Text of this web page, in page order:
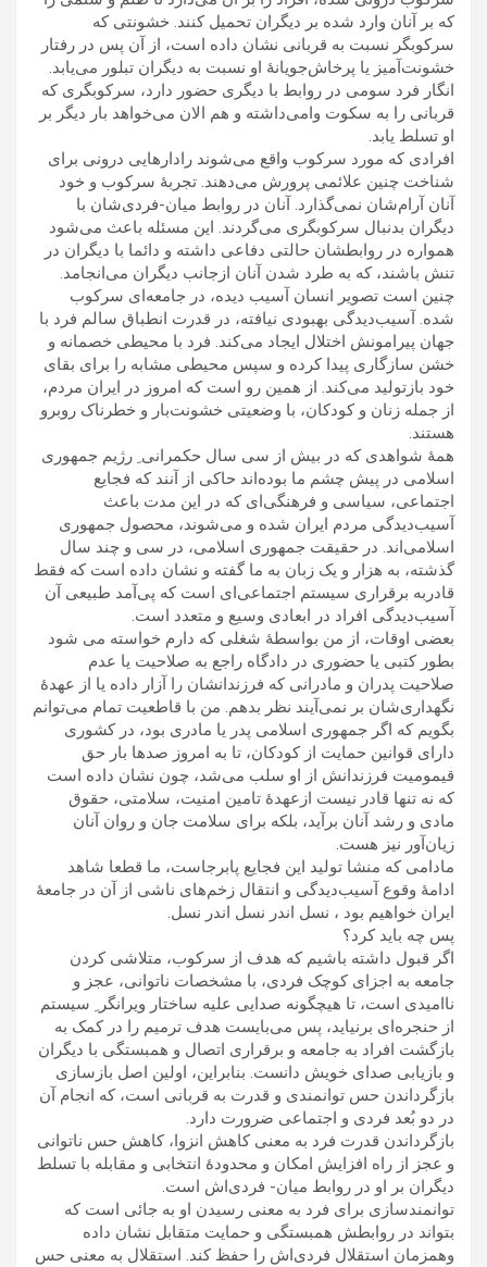
که بر آنان وارد شده بر ديگران تحميل کنند. خشونتی که
سرکوبگر نسبت به قربانی نشان داده است، از آن پس در رفتار
خشونت‌آميز يا پرخاش‌جويانۀ او نسبت به ديگران تبلور می‌يابد.
انگار فرد سومی در روابط با ديگری حضور دارد، سرکوبگری که
قربانی را به سکوت وامی‌داشته و هم الان می‌خواهد بار ديگر بر
او تسلط يابد.
افرادی که مورد سرکوب واقع می‌شوند رادارهايی درونی برای
شناخت چنين علائمی پرورش می‌دهند. تجربۀ سرکوب و خود
آنان آرام‌شان نمی‌گذارد. آنان در روابط ميان-فردی‌شان با
ديگران بدنبال سرکوبگری می‌گردند. اين مسئله باعث می‌شود
همواره در روابطشان حالتی دفاعی داشته و دائما با ديگران در
تنش باشند، که به طرد شدن آنان ازجانب ديگران می‌انجامد.
چنين است تصوير انسان آسيب ديده، در جامعه‌ای سرکوب
شده. آسيب‌ديدگی بهبودی نيافته، در قدرت انطباق سالم فرد با
جهان پيرامونش اختلال ايجاد می‌کند. فرد با محيطی خصمانه و
خشن سازگاری پيدا کرده و سپس محيطی مشابه را برای بقای
خود بازتوليد می‌کند. از همين رو است که امروز در ايران مردم،
از جمله زنان و کودکان، با وضعيتی خشونت‌بار و خطرناک روبرو
هستند.
همۀ شواهدی که در بيش از سی سال حکمرانی ِ رژيم جمهوری
اسلامی در پيش چشم ما بوده‌اند حاکی از آنند که فجايع
اجتماعی، سياسی و فرهنگی‌ای که در اين مدت باعث
آسيب‌ديدگی مردم ايران شده و می‌شوند، محصول جمهوری
اسلامی‌اند. در حقيقت جمهوری اسلامی، در سی و چند سال
گذشته، به هزار و يک زبان به ما گفته و نشان داده است که فقط
قادربه برقراری سيستم اجتماعی‌ای است که پی‌آمد طبيعی آن
آسيب‌ديدگی افراد در ابعادی وسيع و متعدد است.
بعضی اوقات، از من بواسطۀ شغلی که دارم خواسته می شود
بطور کتبی يا حضوری در دادگاه راجع به صلاحيت يا عدم
صلاحيت پدران و مادرانی که فرزندانشان را آزار داده يا از عهدۀ
نگهداری‌شان بر نمی‌آيند نظر بدهم. من با قاطعيت تمام می‌توانم
بگويم که اگر جمهوری اسلامی پدر يا مادری بود، در کشوری
دارای قوانين حمايت از کودکان، تا به امروز صدها بار حق
قيموميت فرزندانش از او سلب می‌شد، چون نشان داده است
که نه تنها قادر نيست ازعهدۀ تامين امنيت، سلامتی، حقوق
مادی و رشد آنان برآيد، بلکه برای سلامت جان و روان آنان
زيان‌آور نيز هست.
مادامی که منشا توليد اين فجايع پابرجاست، ما قطعا شاهد
ادامۀ وقوع آسيب‌ديدگی و انتقال زخم‌های ناشی از آن در جامعۀ
ايران خواهيم بود ، نسل اندر نسل اندر نسل.
پس چه بايد کرد؟
اگر قبول داشته باشيم که هدف از سرکوب، متلاشی کردن
جامعه به اجزای کوچک فردی، با مشخصات ناتوانی، عجز و
نااميدی است، تا هيچگونه صدايی عليه ساختار ويرانگر ِ سيستم
از حنجره‌ای برنيايد، پس می‌بايست هدف ترميم را در کمک به
بازگشت افراد به جامعه و برقراری اتصال و همبستگی با ديگران
و بازيابی صدای خويش دانست. بنابراين، اولين اصل بازسازی
بازگرداندن حس توانمندی و قدرت به قربانی است، که انجام آن
در دو بُعد فردی و اجتماعی ضرورت دارد.
بازگرداندن قدرت فرد به معنی کاهش انزوا، کاهش حس ناتوانی
و عجز از راه افزايش امکان و محدودۀ انتخابی و مقابله با تسلط
ديگران بر او در روابط ميان- فردی‌اش است.
توانمندسازی برای فرد به معنی رسيدن او به جائی است که
بتواند در روابطش همبستگی و حمايت متقابل نشان داده
وهمزمان استقلال فردی‌اش را حفظ کند. استقلال به معنی حس